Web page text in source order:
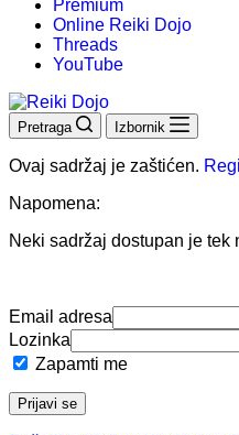
Premium
Online Reiki Dojo
Threads
YouTube
Pretraga Izbornik
Ovaj sadržaj je zaštićen.
Napomena:
Neki sadržaj dostupan je
Email adresa
Lozinka
Zapamti me